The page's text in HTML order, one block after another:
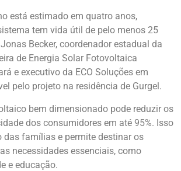
está estimado em quatro anos,
tem vida útil de pelo menos 25
Becker, coordenador estadual da
de Energia Solar Fotovoltaica
e executivo da ECO Soluções em
pelo projeto na residência de Gurgel.
bem dimensionado pode reduzir os
dos consumidores em até 95%. Isso
das famílias e permite destinar os
necessidades essenciais, como
e educação.